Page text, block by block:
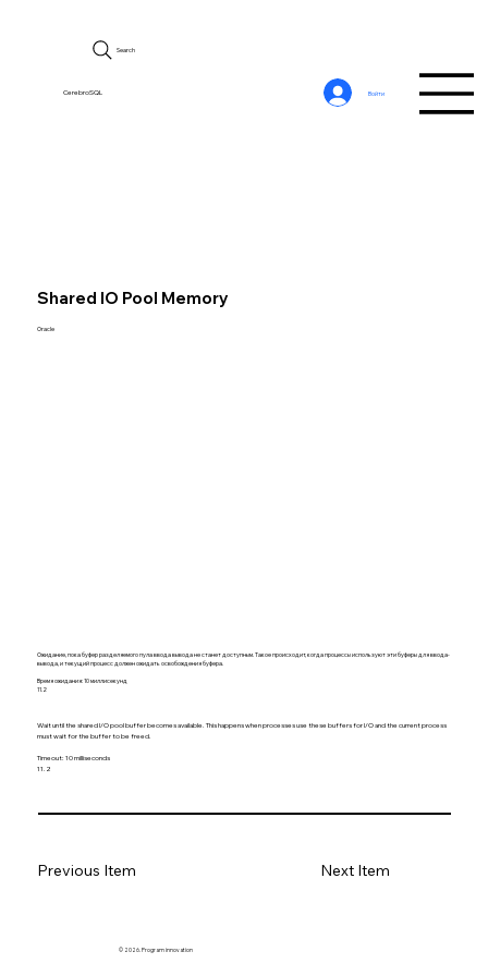
CerebroSQL
Search
Войти
Shared IO Pool Memory
Oracle
Ожидание, пока буфер разделяемого пула ввода вывода не станет доступным. Такое происходит, когда процессы используют эти буферы для ввода-
вывода, и текущий процесс должен ожидать освобождения буфера.
Время ожидания: 10 миллисекунд
11.2
Wait until the shared I/O pool buffer becomes available. This happens when processes use these buffers for I/O and the current process
must wait for the buffer to be freed.
Timeout: 10 milliseconds
11.2
Previous Item Next Item
© 2026. Program innovation